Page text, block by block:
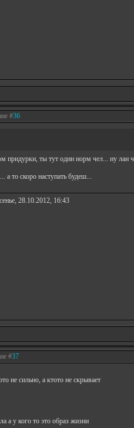
#36
придурки, ты тут один норм чел... ну лан
а то скоро наступать будеш...
28.10.2012, 16:43
#37
не сильно, а ктото не скрывает
а у кого то это образ жизни